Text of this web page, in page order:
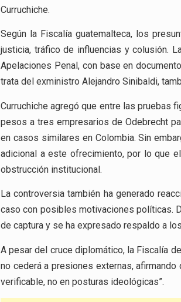
Curruchiche.
Según la Fiscalía guatemalteca, los
justicia, tráfico de influencias y colusión.
Apelaciones Penal, con base en
trata del exministro Alejandro Sinibaldi,
Curruchiche agregó que entre las pruebas
pesos a tres empresarios de Odebrecht
en casos similares en Colombia. Sin
adicional a este ofrecimiento, por lo que
obstrucción institucional.
La controversia también ha generado
caso con posibles motivaciones políticas.
de captura y se ha expresado respaldo a
A pesar del cruce diplomático, la Fiscalía
no cederá a presiones externas,
verificable, no en posturas ideológicas”.